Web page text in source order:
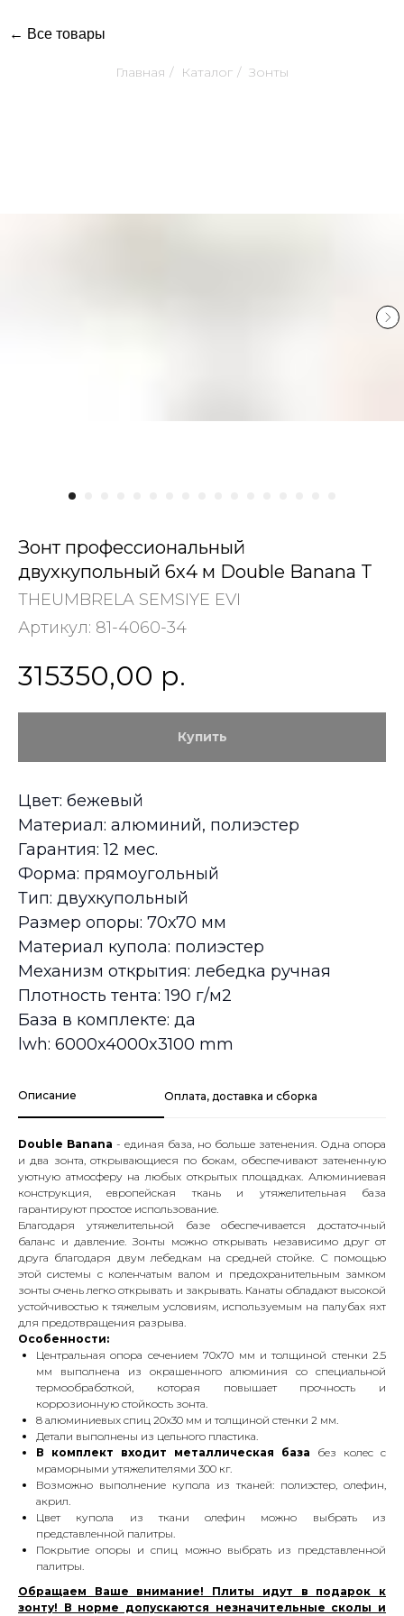
← Все товары
Главная / Каталог / Зонты
Зонт профессиональный
двухкупольный 6х4 м Double Banana T
THEUMBRELA SEMSIYE EVI
Артикул: 81-4060-34
315350,00 р.
Купить
Цвет: бежевый
Материал: алюминий, полиэстер
Гарантия: 12 мес.
Форма: прямоугольный
Тип: двухкупольный
Размер опоры: 70х70 мм
Материал купола: полиэстер
Механизм открытия: лебедка ручная
Плотность тента: 190 г/м2
База в комплекте: да
lwh: 6000x4000x3100 mm
Описание Оплата, доставка и сборка
Double Banana - единая база, но больше затенения. Одна опора
и два зонта, открывающиеся по бокам, обеспечивают затененную
уютную атмосферу на любых открытых площадках. Алюминиевая
конструкция, европейская ткань и утяжелительная база
гарантируют простое использование.
Благодаря утяжелительной базе обеспечивается достаточный
баланс и давление. Зонты можно открывать независимо друг от
друга благодаря двум лебедкам на средней стойке. С помощью
этой системы с коленчатым валом и предохранительным замком
зонты очень легко открывать и закрывать. Канаты обладают высокой
устойчивостью к тяжелым условиям, используемым на палубах яхт
для предотвращения разрыва.
Особенности:
Центральная опора сечением 70х70 мм и толщиной стенки 2.5
мм выполнена из окрашенного алюминия со специальной
термообработкой, которая повышает прочность и
коррозионную стойкость зонта.
8 алюминиевых спиц 20х30 мм и толщиной стенки 2 мм.
Детали выполнены из цельного пластика.
В комплект входит металлическая база без колес с
мраморными утяжелителями 300 кг.
Возможно выполнение купола из тканей: полиэстер, олефин,
акрил.
Цвет купола из ткани олефин можно выбрать из
представленной палитры.
Покрытие опоры и спиц можно выбрать из представленной
палитры.
Обращаем Ваше внимание! Плиты идут в подарок к
зонту! В норме допускаются незначительные сколы и